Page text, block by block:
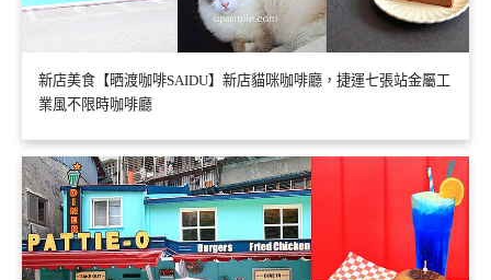
新店美食【晒渡咖啡SAIDU】新店貓咪咖啡廳，捷運七張站金屬工
業風不限時咖啡廳